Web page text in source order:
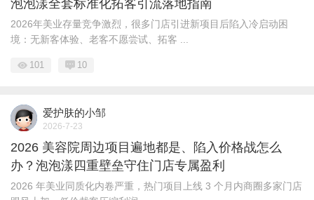
泡泡漾全套标准化拓客引流落地指南
2026年美业存量竞争激烈，很多门店引进新项目后陷入冷启动困
境：无新客体验、老客不愿尝试、拓客 ...
101 10
爱护肤的小邹
2026-7-23
2026 美容院周边项目遍地都是、陷入价格战怎么
办？泡泡漾四重壁垒守住门店专属盈利
2026 年美业同质化内卷严重，热门项目上线 3 个月内商圈多家门店